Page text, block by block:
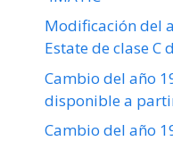
Modificación del
Estate de clase
Cambio del año
disponible a
Cambio del año